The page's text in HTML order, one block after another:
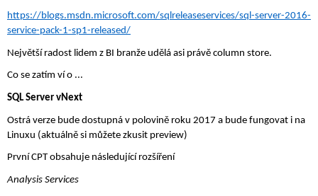
https://blogs.msdn.microsoft.com/sqlreleaseservices/sql-server-2016-
service-pack-1-sp1-released/
Největší radost lidem z BI branže udělá asi právě column store.
Co se zatím ví o ...
SQL Server vNext
Ostrá verze bude dostupná v polovině roku 2017 a bude fungovat i na
Linuxu (aktuálně si můžete zkusit preview)
První CPT obsahuje následující rozšíření
Analysis Services